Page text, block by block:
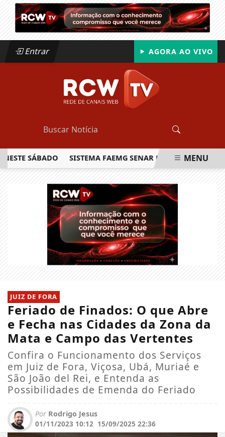
Entrar AGORA AO VIVO
SÁBADO SISTEMA FAEMG SENAR LANÇA O PRIMEIRO
MENU
JUIZ DE FORA
Feriado de Finados: O que Abre
e Fecha nas Cidades da Zona da
Mata e Campo das Vertentes
Confira o Funcionamento dos Serviços
em Juiz de Fora, Viçosa, Ubá, Muriaé e
São João del Rei, e Entenda as
Possibilidades de Emenda do Feriado
Por Rodrigo Jesus
01/11/2023 10:12 15/09/2025 22:36